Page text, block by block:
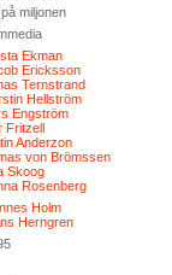
miljonen
Ekman
Ericksson
Ternstrand
Hellström
Engström
Fritzell
Anderzon
von Brömssen
Skoog
Rosenberg
Holm
Herngren